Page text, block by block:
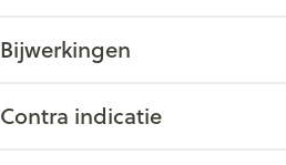
Bijwerkingen
Contra indicatie